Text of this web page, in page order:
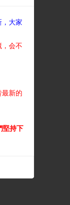
大家
会不
新的
堅持下